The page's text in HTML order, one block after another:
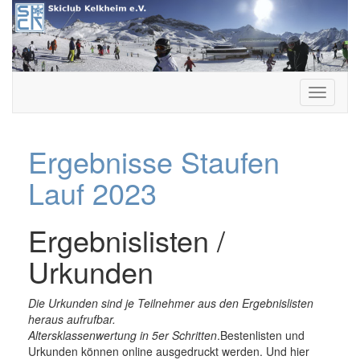
Skip
content
Skiclub Kelkheim e.V.
Ergebnisse Staufen
Lauf 2023
Ergebnislisten /
Urkunden
Die Urkunden sind je Teilnehmer aus den Ergebnislisten
heraus aufrufbar.
Altersklassenwertung in 5er Schritten.Bestenlisten und
Urkunden können online ausgedruckt werden. Und hier